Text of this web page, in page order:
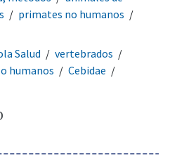
primates no humanos
Salud
vertebrados
humanos
Cebidae